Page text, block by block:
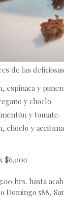
de las
espinaca y
y choclo.
y tomate.
choclo y
$6.000
hrs. hasta
Domingo 588,